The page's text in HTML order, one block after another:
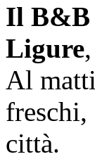
Il B&B
Ligure
Al
freschi,
città.